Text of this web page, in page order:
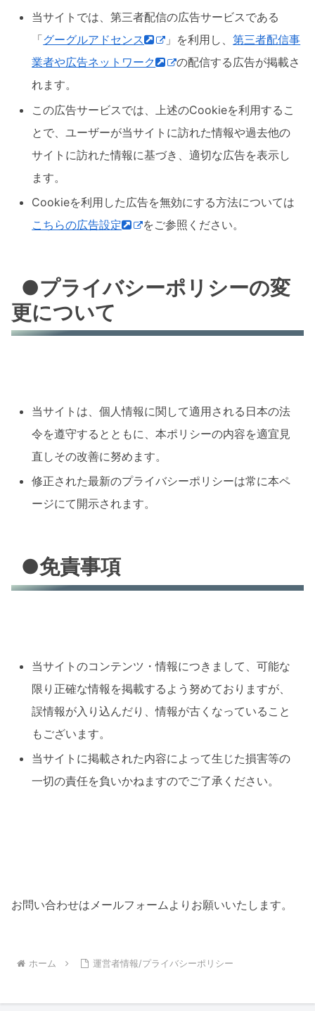
当サイトでは、第三者配信の広告サービスである
「グーグルアドセンス 」を利用し、第三者配信事
業者や広告ネットワーク
の配信する広告が掲載さ
れます。
この広告サービスでは、上述のCookieを利用するこ
とで、ユーザーが当サイトに訪れた情報や過去他の
サイトに訪れた情報に基づき、適切な広告を表示し
ます。
Cookieを利用した広告を無効にする方法については
こちらの広告設定
をご参照ください。
●プライバシーポリシーの変
更について
当サイトは、個人情報に関して適用される日本の法
令を遵守するとともに、本ポリシーの内容を適宜見
直しその改善に努めます。
修正された最新のプライバシーポリシーは常に本ペ
ージにて開示されます。
●免責事項
当サイトのコンテンツ・情報につきまして、可能な
限り正確な情報を掲載するよう努めておりますが、
誤情報が入り込んだり、情報が古くなっていること
もございます。
当サイトに掲載された内容によって生じた損害等の
一切の責任を負いかねますのでご了承ください。
お問い合わせはメールフォームよりお願いいたします。
ホーム 運営者情報/プライバシーポリシー